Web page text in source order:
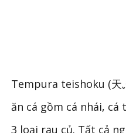
Tempura teishoku (天
ăn cá gồm cá nhái,
3 loại rau củ. Tất cả